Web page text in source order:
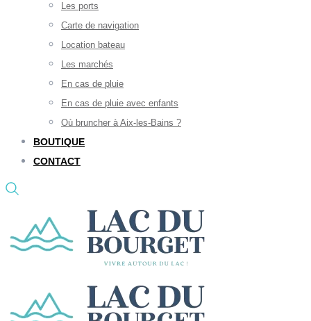
Les ports
Carte de navigation
Location bateau
Les marchés
En cas de pluie
En cas de pluie avec enfants
Où bruncher à Aix-les-Bains ?
BOUTIQUE
CONTACT